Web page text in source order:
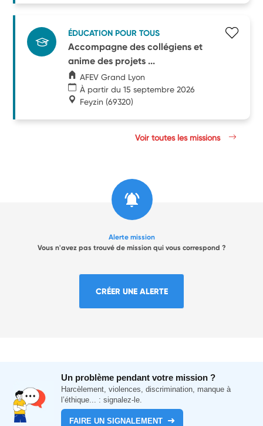
ÉDUCATION POUR TOUS
Accompagne des collégiens et
anime des projets ...
AFEV Grand Lyon
À partir du 15 septembre 2026
Feyzin (69320)
Voir toutes les missions
Alerte mission
Vous n'avez pas trouvé de mission qui vous correspond ?
CRÉER UNE ALERTE
Un problème pendant votre mission ?
Harcèlement, violences, discrimination, manque à
l’éthique... : signalez-le.
FAIRE UN SIGNALEMENT